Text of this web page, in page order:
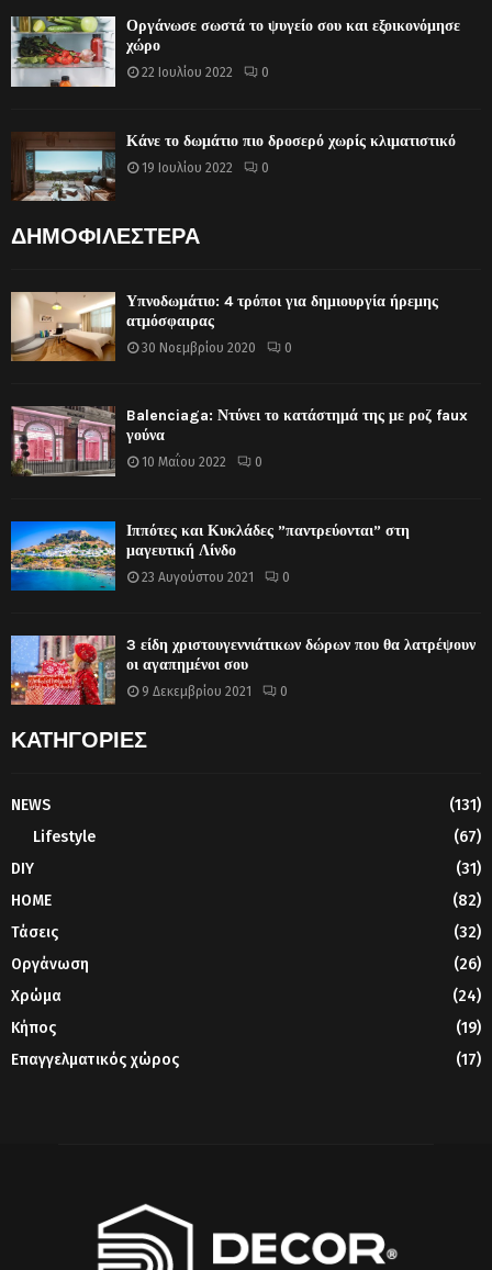
Οργάνωσε σωστά το ψυγείο σου και εξοικονόμησε
χώρο
22 Ιουλίου 2022 0
Κάνε το δωμάτιο πιο δροσερό χωρίς κλιματιστικό
19 Ιουλίου 2022 0
ΔΗΜΟΦΙΛΕΣΤΕΡΑ
Υπνοδωμάτιο: 4 τρόποι για δημιουργία ήρεμης
ατμόσφαιρας
30 Νοεμβρίου 2020 0
Balenciaga: Ντύνει το κατάστημά της με ροζ faux
γούνα
10 Μαΐου 2022 0
Ιππότες και Κυκλάδες ”παντρεύονται” στη
μαγευτική Λίνδο
23 Αυγούστου 2021 0
3 είδη χριστουγεννιάτικων δώρων που θα λατρέψουν
οι αγαπημένοι σου
9 Δεκεμβρίου 2021 0
ΚΑΤΗΓΟΡΙΕΣ
NEWS
(131)
Lifestyle
(67)
DIY
(31)
HOME
(82)
Τάσεις
(32)
Οργάνωση
(26)
Χρώμα
(24)
Κήπος
(19)
Επαγγελματικός χώρος
(17)